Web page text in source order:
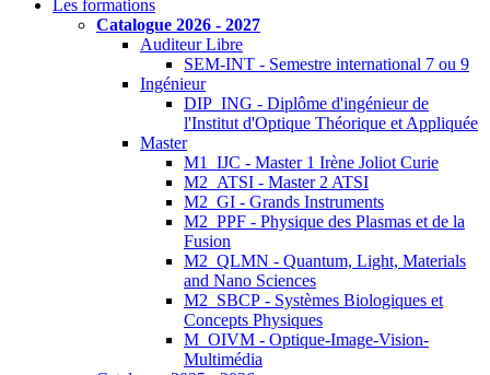
Les formations
Catalogue 2026 - 2027
Auditeur Libre
SEM-INT - Semestre international 7 ou 9
Ingénieur
DIP_ING - Diplôme d'ingénieur de
l'Institut d'Optique Théorique et Appliquée
Master
M1_IJC - Master 1 Irène Joliot Curie
M2_ATSI - Master 2 ATSI
M2_GI - Grands Instruments
M2_PPF - Physique des Plasmas et de la
Fusion
M2_QLMN - Quantum, Light, Materials
and Nano Sciences
M2_SBCP - Systèmes Biologiques et
Concepts Physiques
M_OIVM - Optique-Image-Vision-
Multimédia